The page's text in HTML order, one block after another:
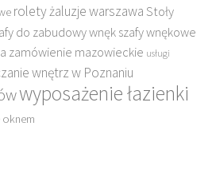
rolety żaluzje warszawa Stoły
do zabudowy wnęk szafy wnękowe
zamówienie mazowieckie usługi
wnętrz w Poznaniu
wyposażenie łazienki
oknem